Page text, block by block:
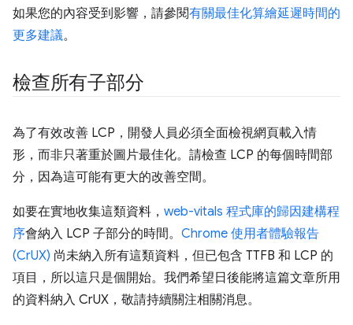
如果您的內容受到影響，請參閱有關最佳化算繪延遲時間的
更多建議。
檢查所有子部分
為了有效改善 LCP，開發人員必須全面檢視網頁載入情
形，而非只著重於圖片最佳化。請檢查 LCP 的每個時間部
分，因為這可能有更大的改善空間。
如要在實地收集這類資料， web-vitals 程式庫的歸因建構程
序會納入 LCP 子部分的時間。 Chrome 使用者體驗報告
(CrUX) 尚未納入所有這類資料，但已包含 TTFB 和 LCP 的
項目，所以這只是個開始。我們希望日後能將這篇文章所用
的資料納入 CrUX，敬請持續關注相關消息。